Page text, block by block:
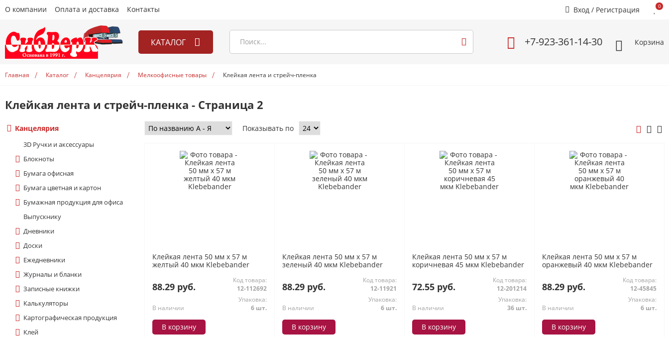
О компании Оплата и доставка Контакты Вход / Регистрация 0
КАТАЛОГ
Игры
Учебники
+7-923-361-14-30 Корзина
Главная Каталог Канцелярия Мелкоофисные товары Клейкая лента и стрейч-пленка
Клейкая лента и стрейч-пленка - Страница 2
Канцелярия
3D Ручки и аксесcуары
Блокноты
Бумага офисная
Бумага цветная и картон
Бумажная продукция для офиса
Выпускнику
Дневники
Доски
Ежедневники
Журналы и бланки
Записные книжки
Калькуляторы
Картографическая продукция
Клей
Показывать по
Клейкая лента 50 мм х 57 м
желтый 40 мкм Klebebander
88.29 руб.
Код товара:
12-112692
В наличии
Упаковка:
6 шт.
В корзину
Клейкая лента 50 мм х 57 м
зеленый 40 мкм Klebebander
88.29 руб.
Код товара:
12-11921
В наличии
Упаковка:
6 шт.
В корзину
Клейкая лента 50 мм х 57 м
коричневая 45 мкм Klebebander
72.55 руб.
Код товара:
12-201214
В наличии
Упаковка:
36 шт.
В корзину
Клейкая лента 50 мм х 57 м
оранжевый 40 мкм Klebebander
88.29 руб.
Код товара:
12-45845
В наличии
Упаковка:
6 шт.
В корзину